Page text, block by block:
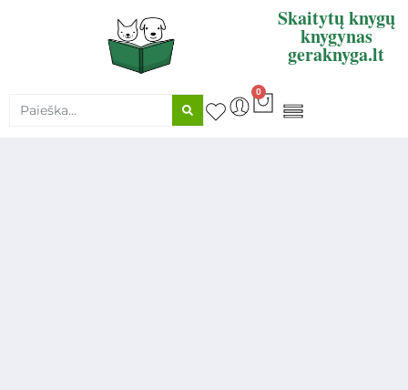
Skaitytų knygų
knygynas
geraknyga.lt
0